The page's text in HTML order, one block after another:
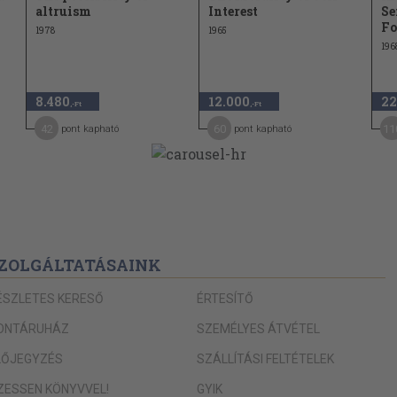
altruism
1978
8.480 ,-Ft
pont kapható
Interest
1965
12.000 ,-Ft
pont kapható
KERESŐ
KÖNYVVEL!
ÉRTESÍTŐ
SZEMÉLYES ÁTVÉTEL
SZÁLLÍTÁSI FELTÉTELEK
GYIK